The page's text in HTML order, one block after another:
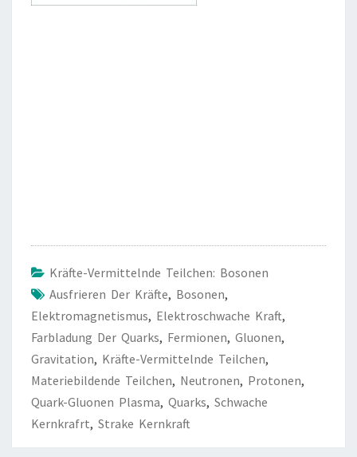
Kräfte-Vermittelnde Teilchen: Bosonen
Ausfrieren Der Kräfte, Bosonen,
Elektromagnetismus, Elektroschwache Kraft,
Farbladung Der Quarks, Fermionen, Gluonen,
Gravitation, Kräfte-Vermittelnde Teilchen,
Materiebildende Teilchen, Neutronen, Protonen,
Quark-Gluonen Plasma, Quarks, Schwache
Kernkrafrt, Strake Kernkraft